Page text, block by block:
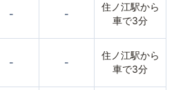
- -
住ノ江駅から
車で3分
- -
住ノ江駅から
車で3分